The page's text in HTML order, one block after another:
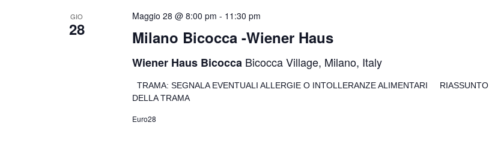
GIO
28 Milano Bicocca -Wiener Haus
Maggio 28 @ 8:00 pm - 11:30 pm
Wiener Haus Bicocca Bicocca Village, Milano, Italy
TRAMA: SEGNALA EVENTUALI ALLERGIE O INTOLLERANZE ALIMENTARI RIASSUNTO
DELLA TRAMA
Euro28